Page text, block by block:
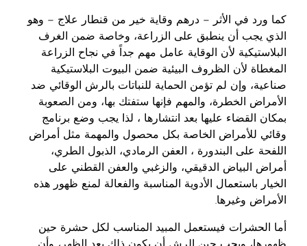
كما ورد في الأثر – درهم وقاية خير من قنطار علاج – وهو
الذي يجب أن ينطبق على الزراعة، وخاصة ضمن الغرف
البلاستيكية لأن الوقاية عامل مهم جداً في نجاح الزراعة
المغطاة لأن الظروف البيئية ضمن البيوت البلاستيكية
صناعية، وإن لم تؤمن الحماية للنباتات بالرش الوقائي ضد
الأمراض الخطرة، والمهم فإنها ستفتك بها، ومن الصعوبة
بمكان القضاء عليها بعد انتشارها ، لذا يجب وضع برنامج
وقائي للأمراض الخاصة بكل محصول والمهمة مثل أمراض
اللفحة على البندورة ، العفن الرمادي، الذبول الطري،
أمراض البياض الدقيقي، والزغبي والعفن القطني على
الخيار باستعمال الأدوية المناسبة والفعالة لمنع ظهور هذه
الأمراض وغيرها.
أما الحشرات فيستعمل المبيد المناسب لكل حشرة حين